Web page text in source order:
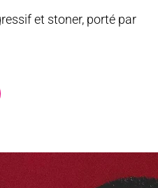
et stoner, porté par